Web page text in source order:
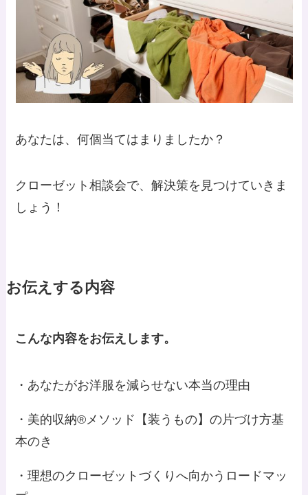
あなたは、何個当てはまりましたか？
クローゼット相談会で、解決策を見つけていきま
しょう！
お伝えする内容
こんな内容をお伝えします。
・あなたがお洋服を減らせない本当の理由
・美的収納®メソッド【装うもの】の片づけ方基
本のき
・理想のクローゼットづくりへ向かうロードマッ